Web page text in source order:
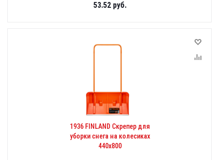
53.52руб.
1936 FINLAND Скрепер для
уборки снега на колесиках
440х800